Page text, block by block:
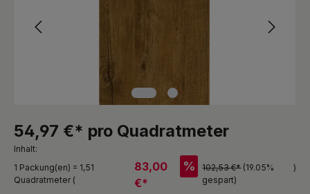
54,97 €* pro Quadratmeter
Inhalt:
1 Packung(en) = 1,51
Quadratmeter (
83,00
€*
% 102,53 €* (19.05%
gespart)
)